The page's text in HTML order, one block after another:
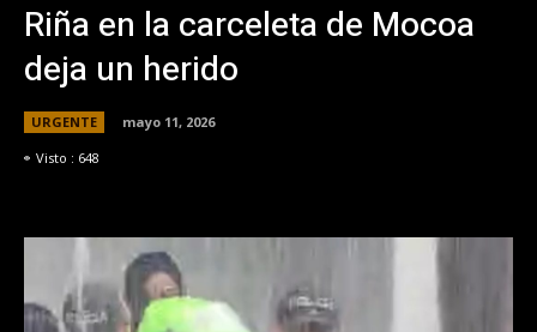
Riña en la carceleta de Mocoa
deja un herido
URGENTE
mayo 11, 2026
Visto : 648